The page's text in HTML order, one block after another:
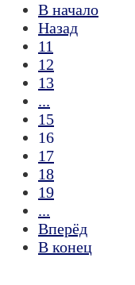
В начало
Назад
11
12
13
...
15
16
17
18
19
...
Вперёд
В конец